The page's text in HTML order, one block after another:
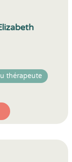
thérapeute